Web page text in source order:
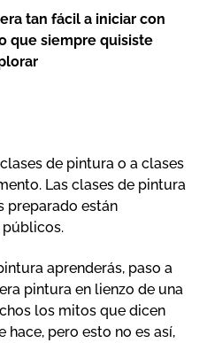
tan fácil a iniciar con
que siempre quisiste
de pintura o a clases
Las clases de pintura
preparado están
aprenderás, paso a
pintura en lienzo de una
los mitos que dicen
hace, pero esto no es así,